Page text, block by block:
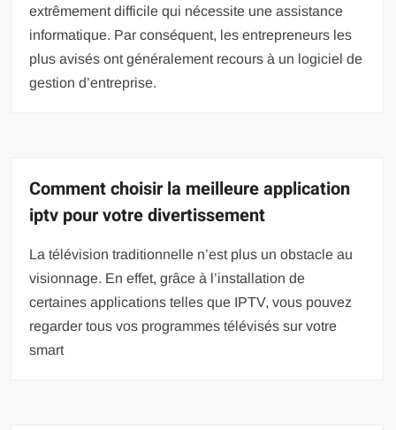
extrêmement difficile qui nécessite une assistance
informatique. Par conséquent, les entrepreneurs les
plus avisés ont généralement recours à un logiciel de
gestion d’entreprise.
Comment choisir la meilleure application
iptv pour votre divertissement
La télévision traditionnelle n’est plus un obstacle au
visionnage. En effet, grâce à l’installation de
certaines applications telles que IPTV, vous pouvez
regarder tous vos programmes télévisés sur votre
smart